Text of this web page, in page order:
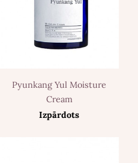
Pyunkang Yul Moisture
Cream
Izpārdots